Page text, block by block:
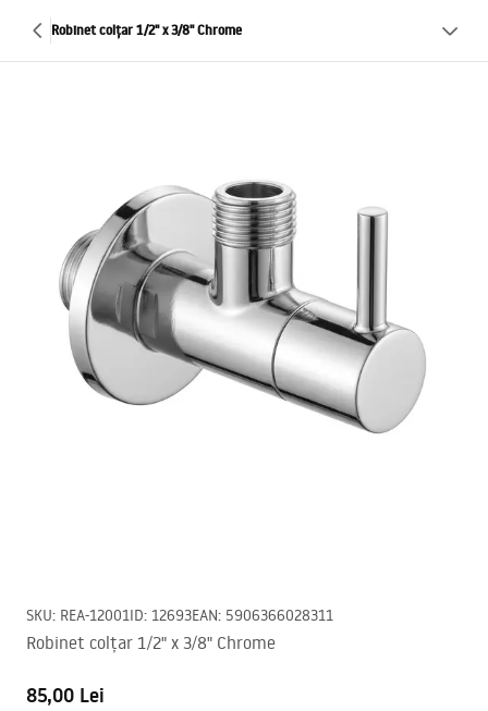
Robinet colțar 1/2" x 3/8" Chrome
SKU: REA-12001ID: 12693EAN: 5906366028311
Robinet colțar 1/2" x 3/8" Chrome
85,00 Lei